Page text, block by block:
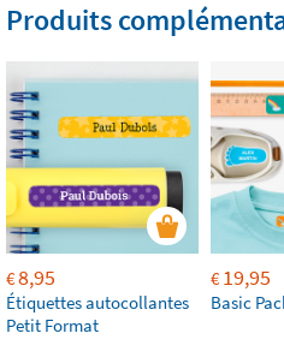
Produits
€8,95
Étiquettes autocollantes
Petit Format
€19,95
Basic